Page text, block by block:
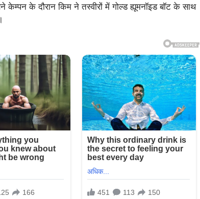
के दौरान किम ने तस्वीरों में गोल्ड ह्यूमनॉइड बॉट के साथ